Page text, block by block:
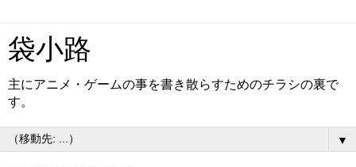
袋小路
主にアニメ・ゲームの事を書き散らすためのチラシの裏で
す。
▼